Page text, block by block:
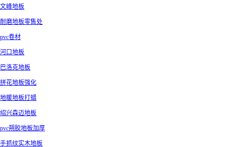
文峰地板
耐磨地板零售处
pvc卷材
河口地板
巴洛克地板
拼花地板强化
地暖地板打蜡
绍兴森迈地板
pvc朔胶地板加厚
手抓纹实木地板